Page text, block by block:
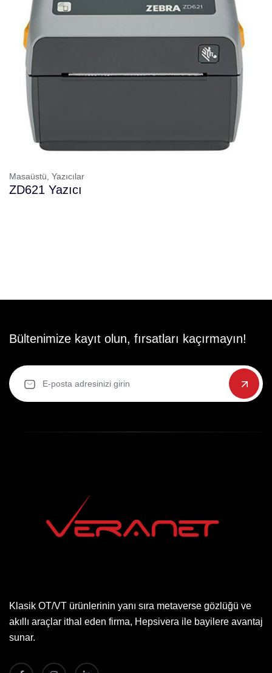
Masaüstü, Yazıcılar
ZD621 Yazıcı
Bültenimize kayıt olun, fırsatları kaçırmayın!
Klasik OT/VT ürünlerinin yanı sıra metaverse gözlüğü ve
akıllı araçlar ithal eden firma, Hepsivera ile bayilere avantaj
sunar.